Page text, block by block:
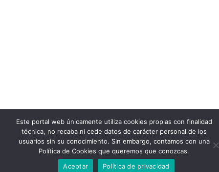
Este portal web únicamente utiliza cookies propias con finalidad
técnica, no recaba ni cede datos de carácter personal de los
usuarios sin su conocimiento. Sin embargo, contamos con una
Política de Cookies que queremos que conozcas.
Aceptar
Política de privacidad